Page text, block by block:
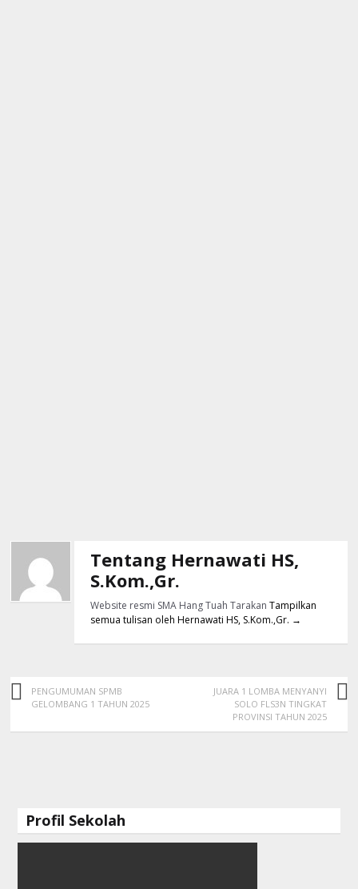
Tentang Hernawati HS,
S.Kom.,Gr.
Website resmi SMA Hang Tuah TarakanTampilkan
semua tulisan oleh Hernawati HS, S.Kom.,Gr. →
PENGUMUMAN SPMB
GELOMBANG 1 TAHUN 2025
JUARA 1 LOMBA MENYANYI
SOLO FLS3N TINGKAT
PROVINSI TAHUN 2025
Profil Sekolah